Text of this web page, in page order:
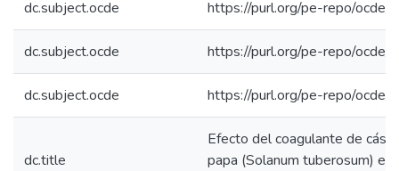
dc.subject.ocde https://purl.org/pe-repo/ocde/
dc.subject.ocde https://purl.org/pe-repo/ocde/
dc.subject.ocde https://purl.org/pe-repo/ocde/
dc.title
Efecto del coagulante de
papa (Solanum tuberosum) en